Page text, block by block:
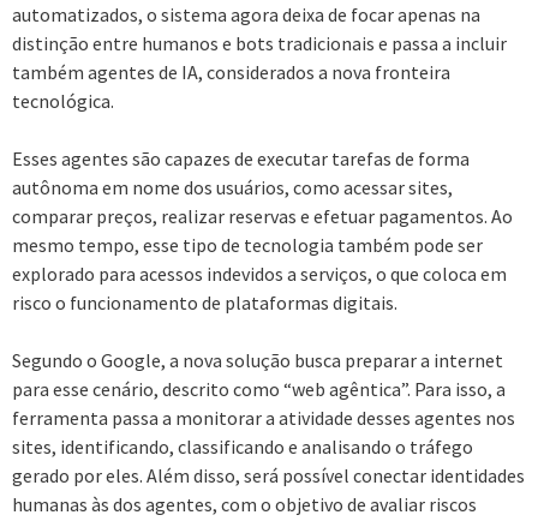
automatizados, o sistema agora deixa de focar apenas na
distinção entre humanos e bots tradicionais e passa a incluir
também agentes de IA, considerados a nova fronteira
tecnológica.
Esses agentes são capazes de executar tarefas de forma
autônoma em nome dos usuários, como acessar sites,
comparar preços, realizar reservas e efetuar pagamentos. Ao
mesmo tempo, esse tipo de tecnologia também pode ser
explorado para acessos indevidos a serviços, o que coloca em
risco o funcionamento de plataformas digitais.
Segundo o Google, a nova solução busca preparar a internet
para esse cenário, descrito como “web agêntica”. Para isso, a
ferramenta passa a monitorar a atividade desses agentes nos
sites, identificando, classificando e analisando o tráfego
gerado por eles. Além disso, será possível conectar identidades
humanas às dos agentes, com o objetivo de avaliar riscos